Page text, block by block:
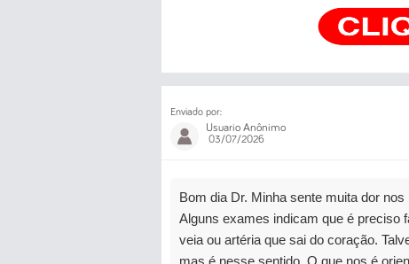
Enviado por:
Usuario Anônimo
03/07/2026
Bom dia Dr. Minha sente muita dor
Alguns exames indicam que é preciso
veia ou artéria que sai do coração.
mas é nesse sentido. O que nos é